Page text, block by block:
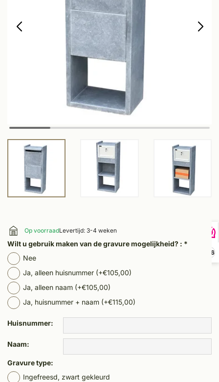
9,6
Op voorraadLevertijd: 3-4 weken
Wilt u gebruik maken van de gravure mogelijkheid? : *
Nee
Ja, alleen huisnummer (+€105,00)
Ja, alleen naam (+€105,00)
Ja, huisnummer + naam (+€115,00)
Huisnummer:
Naam:
Gravure type:
Ingefreesd, zwart gekleurd